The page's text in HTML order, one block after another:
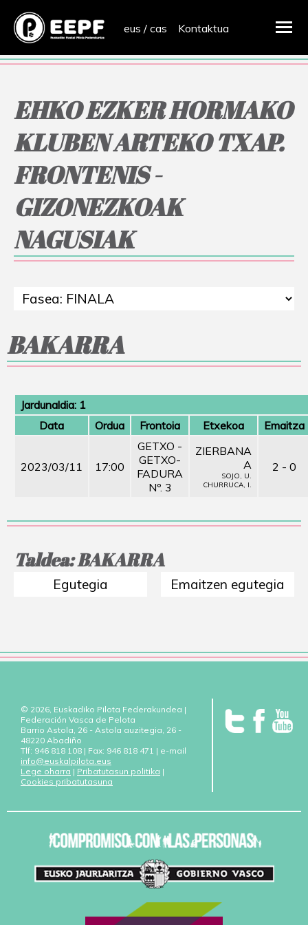
eus / cas Kontaktua
EHKO EZKER HORMAKO
KLUBEN ARTEKO TXAP.
FRONTENIS -
GIZONEZKOAK
NAGUSIAK
BAKARRA
Jardunaldia: 1
Data
Ordua Frontoia Etxekoa Emaitza
2023/03/11 17:00
GETXO -
GETXO-
FADURA
Nº. 3
ZIERBANA
A
SOJO, U.
CHURRUCA, I.
2 - 0
Taldea: BAKARRA
Egutegia Emaitzen egutegia
© 2026, Euskadiko Pilota Federakundea |
Federación Vasca de Pelota
Barrio Astola, 26 - Astola auzitegia, 26 -
48220 Abadiño
Tlf: 946 818 108 | Fax: 946 818 471 | e-mail
info@euskalpilota.eus
Lege oharra | Pribatutasun politika |
Cookies pribatutasuna